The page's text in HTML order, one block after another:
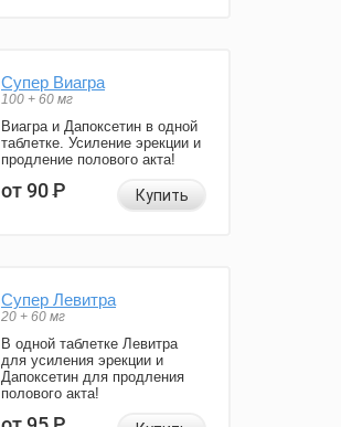
Супер Виагра
100 + 60 мг
Виагра и Дапоксетин в одной
таблетке. Усиление эрекции и
продление полового акта!
от 90Р Купить
Супер Левитра
20 + 60 мг
В одной таблетке Левитра
для усиления эрекции и
Дапоксетин для продления
полового акта!